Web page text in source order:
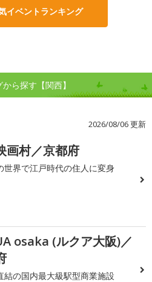
イベントランキング
ら探す【関西】
2026/08/06 更新
画村／京都府
世界で江戸時代の住人に変身
osaka (ルクア大阪)／
結の国内最大級駅型商業施設